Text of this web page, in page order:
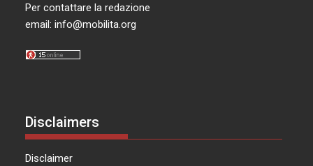
Per contattare la redazione
email:info@mobilita.org
Disclaimers
Disclaimer